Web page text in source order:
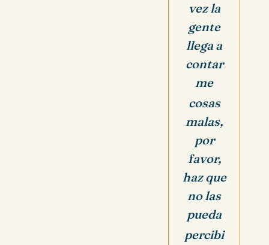
vez la
gente
llega a
contar
me
cosas
malas,
por
favor,
haz que
no las
pueda
percibi